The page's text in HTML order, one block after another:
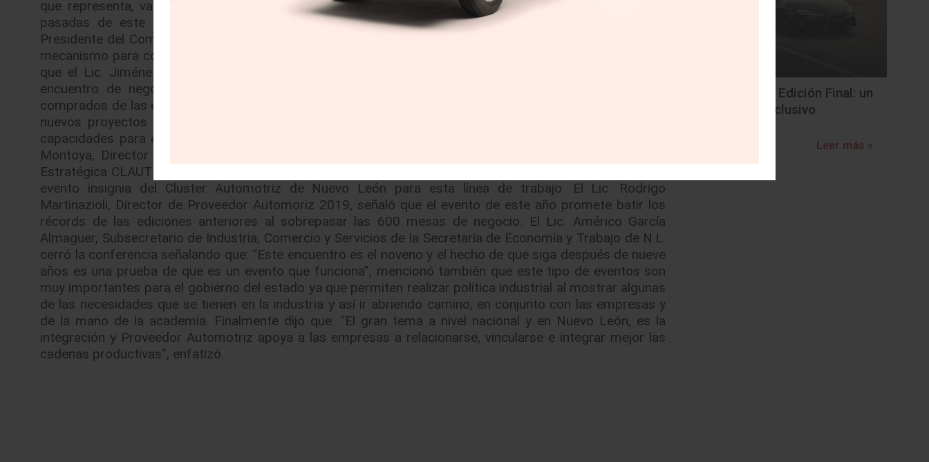
que representa, varios de los proveedores con los que se cuentan fueron captados durante ediciones
pasadas de este evento. El Ing. Luis Alberto Rodríguez, Director General de Cuprum Automotriz y
Presidente del Comité de Desarrollo de Proveedores del CLAUT, señaló que: “Este evento es un excelente
mecanismo para conectar oportunidades en la región con las capacidades que hay en la industria”; al igual
que el Lic. Jiménez, indicó que en Cuprum han desarrollado cuentas que han sido integradas en este
encuentro de negocio porque: “Brinda la facilidad de que como proveedor puedas contactar a los
comprados de las empresas OEM o Tier 1 y a la vez, al conversar con los compradores, te enteras de los
nuevos proyectos que están trayendo las armadores a México, lo cual te permite alinear tu fuente de
capacidades para captar mayores negocios”, señaló el directivo de Cuprum. Por su parte, el Dr. Manuel
Montoya, Director General del CLAUT, destacó que una de las 4 líneas estratégicas de la Planeación
Estratégica CLAUT 2025 es precisamente “La Integración Local y Nacional”; y Proveedor Automotriz es el
evento insignia del Cluster Automotriz de Nuevo León para esta línea de trabajo. El Lic. Rodrigo
Martinazioli, Director de Proveedor Automoriz 2019, señaló que el evento de este año promete batir los
récords de las ediciones anteriores al sobrepasar las 600 mesas de negocio. El Lic. Américo García
Almaguer, Subsecretario de Industria, Comercio y Servicios de la Secretaría de Economía y Trabajo de N.L.
cerró la conferencia señalando que: “Este encuentro es el noveno y el hecho de que siga después de nueve
años es una prueba de que es un evento que funciona”, mencionó también que este tipo de eventos son
muy importantes para el gobierno del estado ya que permiten realizar política industrial al mostrar algunas
de las necesidades que se tienen en la industria y así ir abriendo camino, en conjunto con las empresas y
de la mano de la academia. Finalmente dijo que: “El gran tema a nivel nacional y en Nuevo León, es la
integración y Proveedor Automotriz apoya a las empresas a relacionarse, vincularse e integrar mejor las
cadenas productivas”, enfatizó.
BMW Z4 Edición Final: un
adiós exclusivo
Leer más »